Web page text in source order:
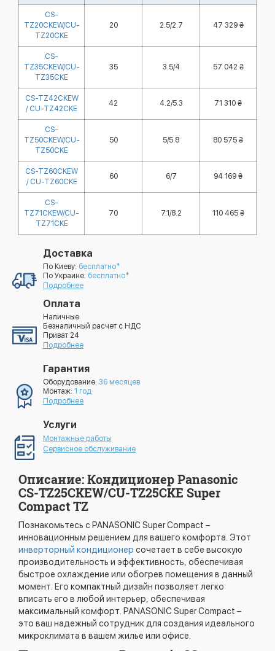
CS-
TZ20CKEW/CU-
TZ20CKE
20 2.5/2.7 47 329 ₴
CS-
TZ35CKEW/CU-
TZ35CKE
35 3.5/4 57 042 ₴
CS-TZ42CKEW
/ CU-TZ42CKE
42 4.2/5.3 71 310 ₴
CS-
TZ50CKEW/CU-
TZ50CKE
50 5/5.8 80 575 ₴
CS-TZ60CKEW
/ CU-TZ60CKE
60 6/7 94 169 ₴
CS-
TZ71CKEW/CU-
TZ71CKE
70 7.1/8.2 110 465 ₴
Доставка
По Киеву: бесплатно*
По Украине: бесплатно*
Подробнее
Оплата
Наличные
Безналичный расчет с НДС
Приват 24
Подробнее
Гарантия
Оборудование: 36 месяцев
Монтаж: 1 год
Подробнее
Услуги
Монтажные работы
Сервисное обслуживание
Описание: Кондиционер Panasonic
CS-TZ25CKEW/CU-TZ25CKE Super
Compact TZ
Познакомьтесь с PANASONIC Super Compact –
инновационным решением для вашего комфорта. Этот
инверторный кондиционер сочетает в себе высокую
производительность и эффективность, обеспечивая
быстрое охлаждение или обогрев помещения в данный
момент. Его компактный дизайн позволяет легко
вписать его в любой интерьер, обеспечивая
максимальный комфорт. PANASONIC Super Compact –
это ваш надежный сотрудник для создания идеального
микроклимата в вашем жилье или офисе.